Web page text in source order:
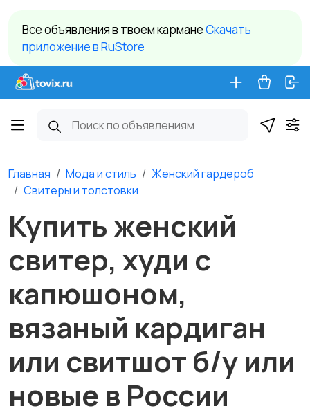
Все объявления в твоем карманеCкачать
приложение в RuStore
Главная Мода и стиль
Женский гардероб
Свитеры и толстовки
Купить женский
свитер, худи с
капюшоном,
вязаный кардиган
или свитшот б/у или
новые в России